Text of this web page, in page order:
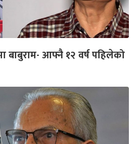
बाबुराम- आफ्नै १२ वर्ष पहिलेको